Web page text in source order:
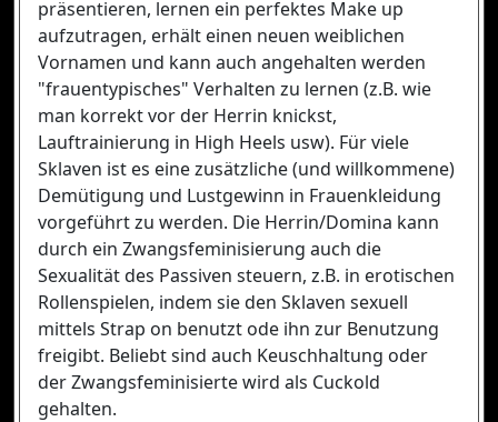
präsentieren, lernen ein perfektes Make up
aufzutragen, erhält einen neuen weiblichen
Vornamen und kann auch angehalten werden
"frauentypisches" Verhalten zu lernen (z.B. wie
man korrekt vor der Herrin knickst,
Lauftrainierung in High Heels usw). Für viele
Sklaven ist es eine zusätzliche (und willkommene)
Demütigung und Lustgewinn in Frauenkleidung
vorgeführt zu werden. Die Herrin/Domina kann
durch ein Zwangsfeminisierung auch die
Sexualität des Passiven steuern, z.B. in erotischen
Rollenspielen, indem sie den Sklaven sexuell
mittels Strap on benutzt ode ihn zur Benutzung
freigibt. Beliebt sind auch Keuschhaltung oder
der Zwangsfeminisierte wird als Cuckold
gehalten.